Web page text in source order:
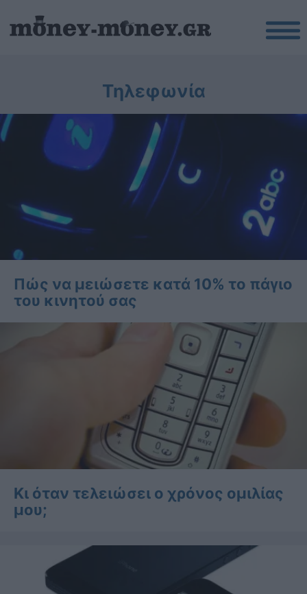
Τηλεφωνία
Πώς να μειώσετε κατά 10% το πάγιο
του κινητού σας
Κι όταν τελειώσει ο χρόνος ομιλίας
μου;